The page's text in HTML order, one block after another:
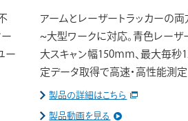
ー
ー
アームとレーザートラッカーの
~大型ワークに対応。青色レーザ
大スキャン幅150ｍｍ、最大毎秒
定データ取得で高速・高性能測定
製品の詳細はこちら
製品動画を見る